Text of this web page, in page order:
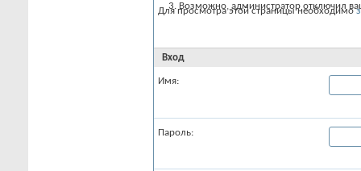
Возможно, администратор отключил
Для просмотра этой страницы необходимо
Вход
Имя:
Пароль: